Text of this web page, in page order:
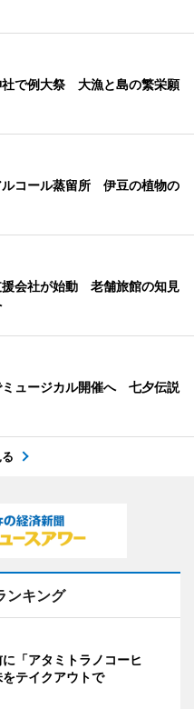
社で例大祭 大漁と島の繁栄願
ルコール蒸留所 伊豆の植物の
援会社が始動 老舗旅館の知見
ミュージカル開催へ 七夕伝説
ンキング
「アタミトラノコーヒ
テイクアウトで